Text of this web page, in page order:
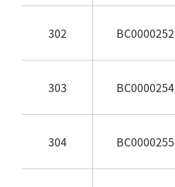
302 BC0000252
303 BC0000254
304 BC0000255